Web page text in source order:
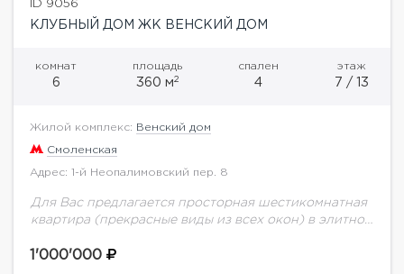
ID 9056
КЛУБНЫЙ ДОМ ЖК ВЕНСКИЙ ДОМ
комнат
6
площадь
360 м2
спален
4
этаж
7 / 13
Жилой комплекс: Венский дом
Смоленская
Адрес: 1-й Неопалимовский пер. 8
Для Вас предлагается просторная шестикомнатная
квартира (прекрасные виды из всех окон) в элитном
кв.м. Функциональной планировкой предусмотрено:
1'000'000